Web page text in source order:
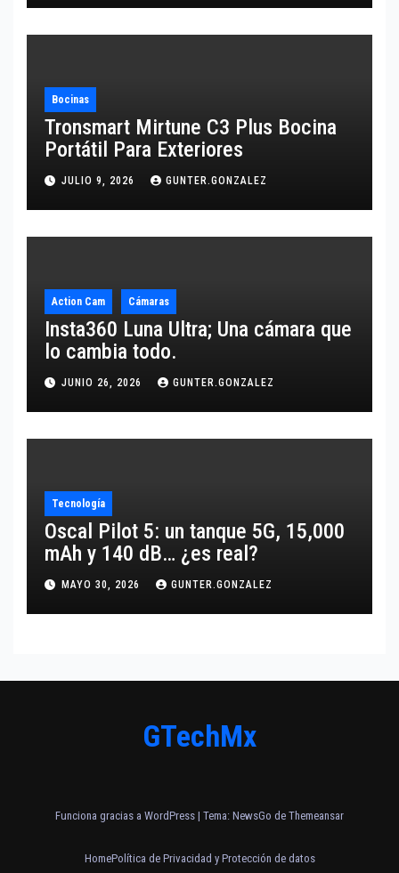
Bocinas
Tronsmart Mirtune C3 Plus Bocina
Portátil Para Exteriores
JULIO 9, 2026 GUNTER.GONZALEZ
Action Cam Cámaras
Insta360 Luna Ultra; Una cámara que
lo cambia todo.
JUNIO 26, 2026 GUNTER.GONZALEZ
Tecnología
Oscal Pilot 5: un tanque 5G, 15,000
mAh y 140 dB… ¿es real?
MAYO 30, 2026 GUNTER.GONZALEZ
GTechMx
Funciona gracias a WordPress | Tema: NewsGo de Themeansar
HomePolítica de Privacidad y Protección de datos